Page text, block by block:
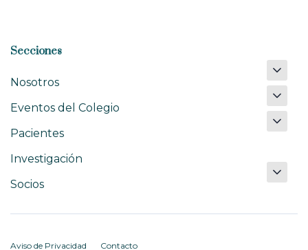
Secciones
Nosotros
Eventos del Colegio
Pacientes
Investigación
Socios
Aviso de Privacidad Contacto